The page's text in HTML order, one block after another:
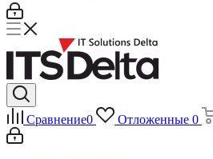
Сравнение0 Отложенные 0